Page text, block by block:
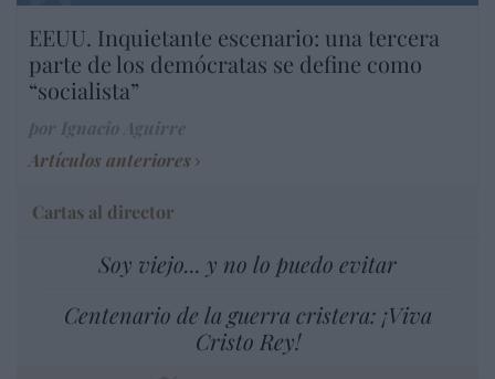
EEUU. Inquietante escenario: una tercera
parte de los demócratas se define como
“socialista”
Artículos anteriores
Cartas al director
Soy viejo... y no lo puedo evitar
Centenario de la guerra cristera: ¡Viva
Cristo Rey!